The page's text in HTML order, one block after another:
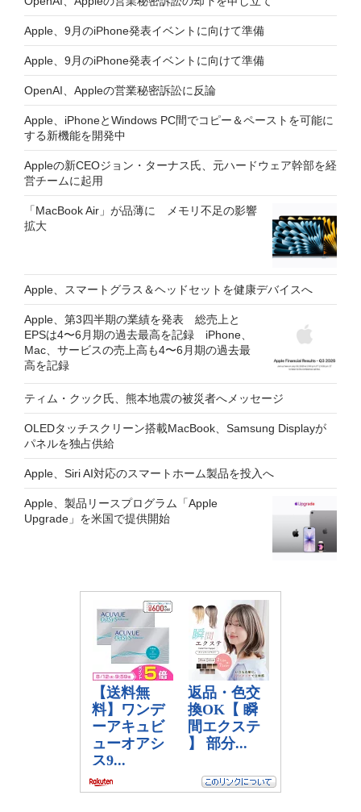
Apple、9月のiPhone発表イベントに向けて準備
Apple、9月のiPhone発表イベントに向けて準備
OpenAI、Appleの営業秘密訴訟に反論
Apple、iPhoneとWindows PC間でコピー＆ペーストを可能に
する新機能を開発中
Appleの新CEOジョン・ターナス氏、元ハードウェア幹部を経
営チームに起用
「MacBook Air」が品薄に メモリ不足の影響
拡大
Apple、スマートグラス＆ヘッドセットを健康デバイスへ
Apple、第3四半期の業績を発表 総売上と
EPSは4〜6月期の過去最高を記録 iPhone、
Mac、サービスの売上高も4〜6月期の過去最
高を記録
ティム・クック氏、熊本地震の被災者へメッセージ
OLEDタッチスクリーン搭載MacBook、Samsung Displayが
パネルを独占供給
Apple、Siri AI対応のスマートホーム製品を投入へ
Apple、製品リースプログラム「Apple
Upgrade」を米国で提供開始